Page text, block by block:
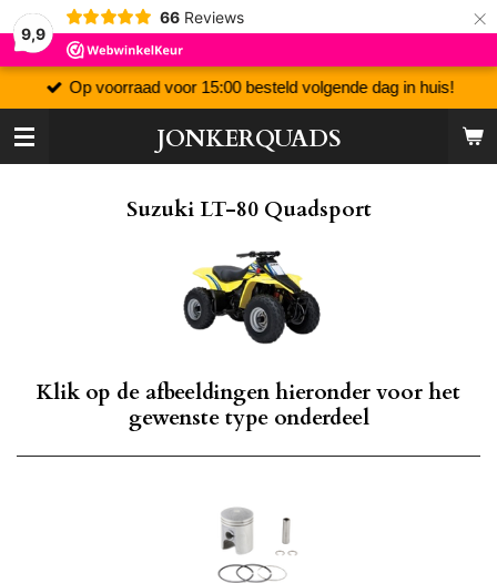
9,9
66 Reviews ×
JONKERQUADS
Op voorraad voor 15:00 besteld volgende dag in huis!
Suzuki LT-80 Quadsport
Klik op de afbeeldingen hieronder voor het
gewenste type onderdeel